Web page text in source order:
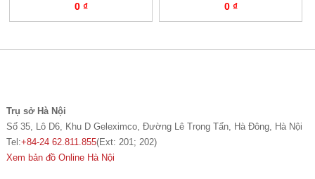
0 ₫ 0 ₫
Trụ sở Hà Nội
Số 35, Lô D6, Khu D Geleximco, Đường Lê Trọng Tấn, Hà Đông, Hà Nội
Tel:+84-24 62.811.855(Ext: 201; 202)
Xem bản đồ Online Hà Nội